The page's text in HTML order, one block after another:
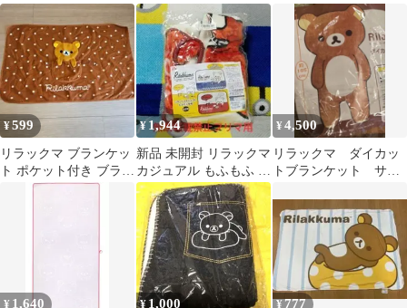
もこもこブランケット
ト
クマ ツイード調ブラン
ケット
¥599
リラックマ ブランケッ
ト ポケット付き ブラウ
¥ 1,944
新品 未開封 リラックマ
カジュアル もふもふ 毛
布 ブランケット
¥4,500
リラックマ ダイカッ
トブランケット サン
¥ 1,640 ¥ 1,000 ¥777